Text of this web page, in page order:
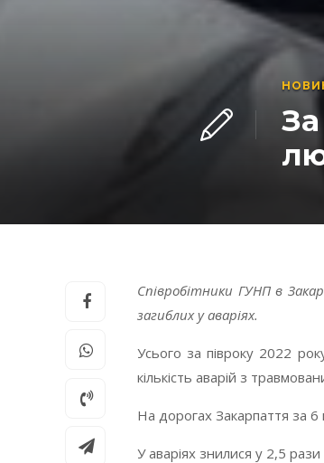
Співробітники ГУНП в
загиблих у аваріях.
Усього за півроку 2022
кількість аварій з
На дорогах Закарпаття за
У аваріях знилися у 2,5